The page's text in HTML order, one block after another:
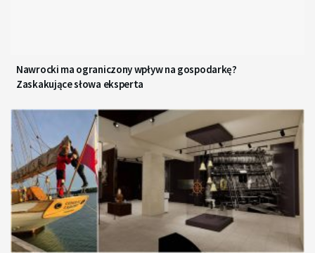
Nawrocki ma ograniczony wpływ na gospodarkę?
Zaskakujące słowa eksperta